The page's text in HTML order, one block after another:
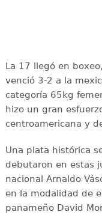
La 17 llegó en
venció 3-2 a la
categoría 65kg
hizo un gran
centroamericana y
Una plata histórica
debutaron en estas
nacional Arnaldo
en la modalidad de
panameño David